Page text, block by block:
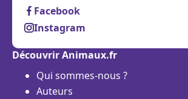
Facebook
Instagram
Découvrir Animaux.fr
Qui sommes-nous ?
Auteurs